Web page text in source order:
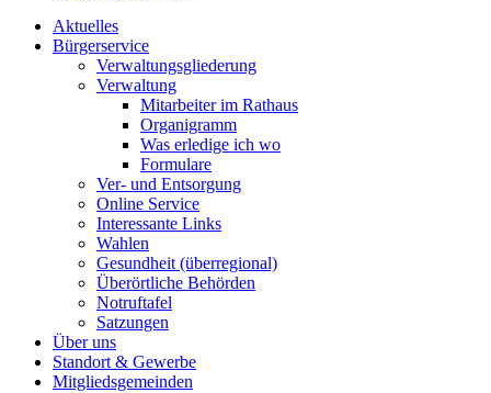
Aktuelles
Bürgerservice
Verwaltungsgliederung
Verwaltung
Mitarbeiter im Rathaus
Organigramm
Was erledige ich wo
Formulare
Ver- und Entsorgung
Online Service
Interessante Links
Wahlen
Gesundheit (überregional)
Überörtliche Behörden
Notruftafel
Satzungen
Über uns
Standort & Gewerbe
Mitgliedsgemeinden